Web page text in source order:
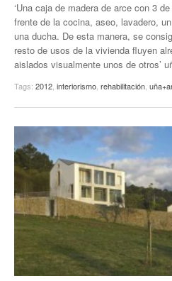
‘Una caja de madera de arce con 3
frente de la cocina, aseo, lavadero,
una ducha. De esta manera, se
resto de usos de la vivienda fluyen
aislados visualmente unos de otros’
Tags: 2012 interiorismo rehabilitación